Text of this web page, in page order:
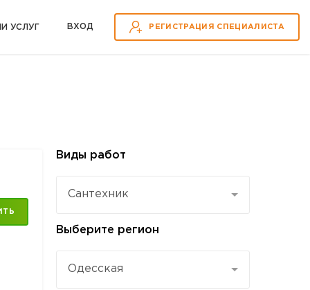
УСЛУГ ВХOД РЕГИСТРАЦИЯ СПЕЦИАЛИСТА
Виды работ
Сантехник
Выберите регион
Одесская